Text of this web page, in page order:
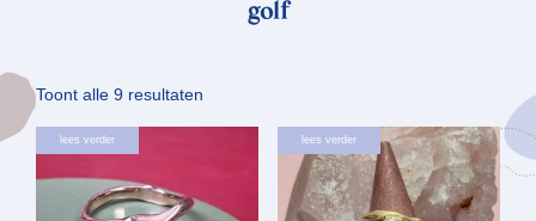
golf
Toont alle 9 resultaten
op
lees verder lees verder